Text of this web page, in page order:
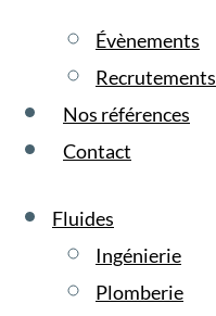
Évènements
Recrutements
Nos références
Contact
Fluides
Ingénierie
Plomberie